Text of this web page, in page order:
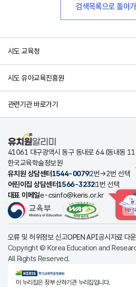
검색목록으로 돌아
시도 교육청
시도 유아교육진흥원
관련기관 바로가기
유치원알리미
41061 대구광역시 동구 동내로 64 (동내동
한국교육학술정보원
유치원 상담센터 1544-00792번→2번 선택
어린이집 상담센터1566-32321번 선택
대표 이메일e-csinfo@keris.or.kr
오류 및 허위정보 신고OPEN API공시자료 다
Copyright © Korea Education and
All Rights Reserved.
KERIS한국교육학술정보원
이 누리집은 정부 산하기관 누리집입니다.